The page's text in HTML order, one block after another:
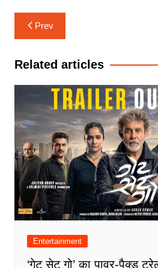
Post
navigation
Prev
Related articles
Entertainment
‘गेट सेट गो’ का पावर-पैक्ड